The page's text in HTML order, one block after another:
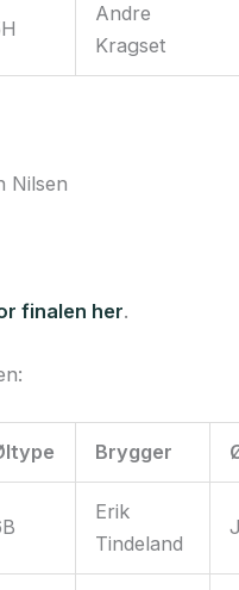
Andre
Kragset
Nilsen
finalen her.
Brygger
Erik
Tindeland